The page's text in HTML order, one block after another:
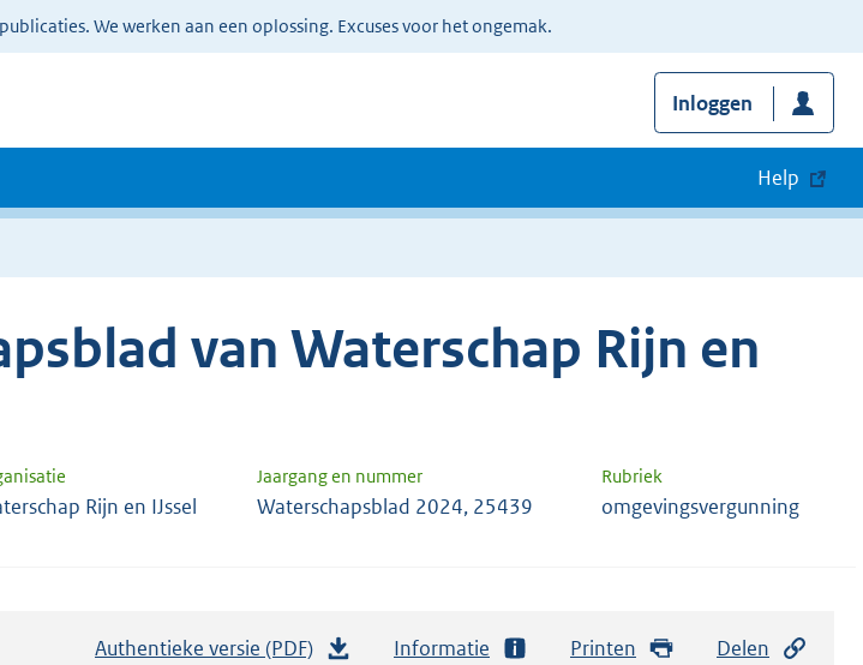
We werken aan een oplossing. Excuses voor het ongemak.
Inloggen
Help
van Waterschap Rijn en
Jaargang en nummer Rubriek
Rijn en IJssel Waterschapsblad 2024, 25439 omgevingsvergunning
Authentieke versie (PDF) Informatie Printen Delen